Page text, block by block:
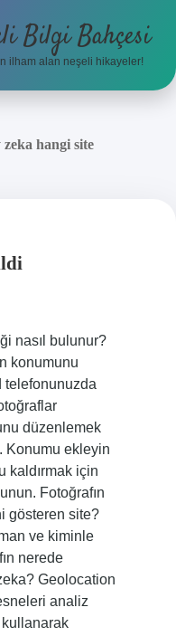
Bilgi Bahçesi
ilham alan neşeli hikayeler!
hangi site
nasıl bulunur?
konumunu
telefonunuzda
düzenlemek
Konumu ekleyin
kaldırmak için
Fotoğrafın
gösteren site?
ve kiminle
nerede
Geolocation
analiz